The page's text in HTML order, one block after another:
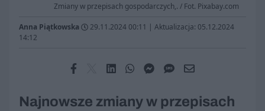
Zmiany w przepisach gospodarczych,. / Fot. Pixabay.com
Anna Piątkowska 29.11.2024 00:11 | Aktualizacja: 05.12.2024
14:12
Najnowsze zmiany w przepisach